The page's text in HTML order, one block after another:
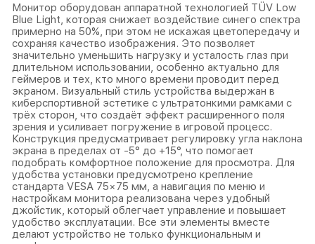
Монитор оборудован аппаратной технологией TÜV Low
Blue Light, которая снижает воздействие синего спектра
примерно на 50%, при этом не искажая цветопередачу и
сохраняя качество изображения. Это позволяет
значительно уменьшить нагрузку и усталость глаз при
длительном использовании, особенно актуально для
геймеров и тех, кто много времени проводит перед
экраном. Визуальный стиль устройства выдержан в
киберспортивной эстетике с ультратонкими рамками с
трёх сторон, что создаёт эффект расширенного поля
зрения и усиливает погружение в игровой процесс.
Конструкция предусматривает регулировку угла наклона
экрана в пределах от -5° до +15°, что помогает
подобрать комфортное положение для просмотра. Для
удобства установки предусмотрено крепление
стандарта VESA 75×75 мм, а навигация по меню и
настройкам монитора реализована через удобный
джойстик, который облегчает управление и повышает
удобство эксплуатации. Все эти элементы вместе
делают устройство не только функциональным и